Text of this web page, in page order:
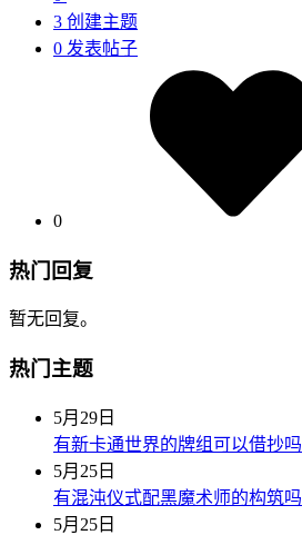
3 创建主题
0 发表帖子
0
热门回复
暂无回复。
热门主题
5月29日
有新卡通世界的牌组可以借抄吗
5月25日
有混沌仪式配黑魔术师的构筑吗
5月25日